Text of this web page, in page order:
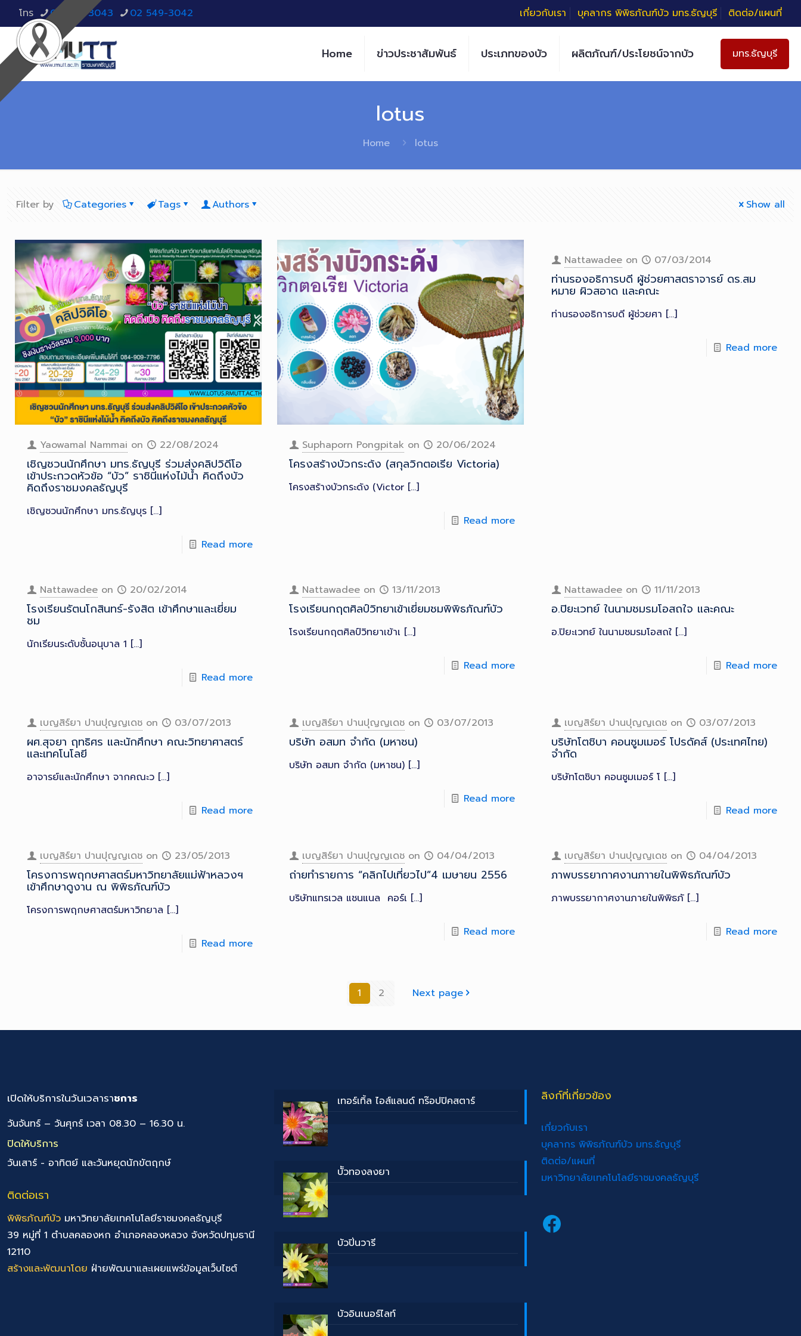
โทร 02 549-3043 02 549-3042 เกี่ยวกับเรา บุคลากร พิพิธภัณฑ์บัว มทร.ธัญบุรี ติดต่อ/แผนที่
Home ข่าวประชาสัมพันธ์ ประเภทของบัว ผลิตภัณฑ์/ประโยชน์จากบัว มทร.ธัญบุรี
lotus
Home lotus
Filter by Categories Tags Authors Show all
Yaowamal Nammai on 22/08/2024
เชิญชวนนักศึกษา มทร.ธัญบุรี ร่วมส่งคลิปวิดีโอ
เข้าประกวดหัวข้อ “บัว” ราชินีแห่งไม้น้ำ คิดถึงบัว
คิดถึงราชมงคลธัญบุรี
เชิญชวนนักศึกษา มทร.ธัญบุร […]
Read more
Suphaporn Pongpitak on 20/06/2024
โครงสร้างบัวกระด้ง (สกุลวิกตอเรีย Victoria)
โครงสร้างบัวกระด้ง (Victor […]
Read more
Nattawadee on 07/03/2014
ท่านรองอธิการบดี ผู้ช่วยศาสตราจารย์ ดร.สม
หมาย ผิวสอาด และคณะ
ท่านรองอธิการบดี ผู้ช่วยศา […]
Read more
Nattawadee on 20/02/2014
โรงเรียนรัตนโกสินทร์-รังสิต เข้าศึกษาและเยี่ยม
ชม
นักเรียนระดับชั้นอนุบาล 1 […]
Read more
Nattawadee on 13/11/2013
โรงเรียนกฤตศิลป์วิทยาเข้าเยี่ยมชมพิพิธภัณฑ์บัว
โรงเรียนกฤตศิลป์วิทยาเข้าเ […]
Read more
Nattawadee on 11/11/2013
อ.ปิยะเวทย์ ในนามชมรมโอสถใจ และคณะ
อ.ปิยะเวทย์ ในนามชมรมโอสถใ […]
Read more
เบญสิร์ยา ปานปุญญเดช on 03/07/2013
ผศ.สุจยา ฤทธิศร และนักศึกษา คณะวิทยาศาสตร์
และเทคโนโลยี
อาจารย์และนักศึกษา จากคณะว […]
Read more
เบญสิร์ยา ปานปุญญเดช on 03/07/2013
บริษัท อสมท จำกัด (มหาชน)
บริษัท อสมท จำกัด (มหาชน) […]
Read more
เบญสิร์ยา ปานปุญญเดช on 03/07/2013
บริษัทโตชิบา คอนซูมเมอร์ โปรดัคส์ (ประเทศไทย)
จำกัด
บริษัทโตชิบา คอนซูมเมอร์ โ […]
Read more
เบญสิร์ยา ปานปุญญเดช on 23/05/2013
โครงการพฤกษศาสตร์มหาวิทยาลัยแม่ฟ้าหลวงฯ
เข้าศึกษาดูงาน ณ พิพิธภัณฑ์บัว
โครงการพฤกษศาสตร์มหาวิทยาล […]
Read more
เบญสิร์ยา ปานปุญญเดช on 04/04/2013
ถ่ายทำรายการ “คลิกไปเที่ยวไป”4 เมษายน 2556
บริษัทแทรเวล แชนแนล คอร์เ […]
Read more
เบญสิร์ยา ปานปุญญเดช on 04/04/2013
ภาพบรรยากาศงานภาายในพิพิธภัณฑ์บัว
ภาพบรรยากาศงานภายในพิพิธภั[…]
Read more
1 2 Next page
เปิดให้บริการในวันเวลาราชการ
วันจันทร์ – วันศุกร์ เวลา 08.30 – 16.30 น.
ปิดให้บริการ
วันเสาร์ - อาทิตย์ และวันหยุดนักขัตฤกษ์
ติดต่อเรา
พิพิธภัณฑ์บัว มหาวิทยาลัยเทคโนโลยีราชมงคลธัญบุรี
39 หมู่ที่ 1 ตำบลคลองหก อำเภอคลองหลวง จังหวัดปทุมธานี
12110
สร้างและพัฒนาโดย ฝ่ายพัฒนาและเผยแพร่ข้อมูลเว็บไซต์
เทอร์เทิ้ล ไอส์แลนด์ ทร๊อปปิคสตาร์
บััวทองลงยา
บัวปิ่นวารี
บัวอินเนอร์ไลท์
ลิงก์ที่เกี่ยวข้อง
เกี่ยวกับเรา
บุคลากร พิพิธภัณฑ์บัว มทร.ธัญบุรี
ติดต่อ/แผนที่
มหาวิทยาลัยเทคโนโลยีราชมงคลธัญบุรี
Facebook